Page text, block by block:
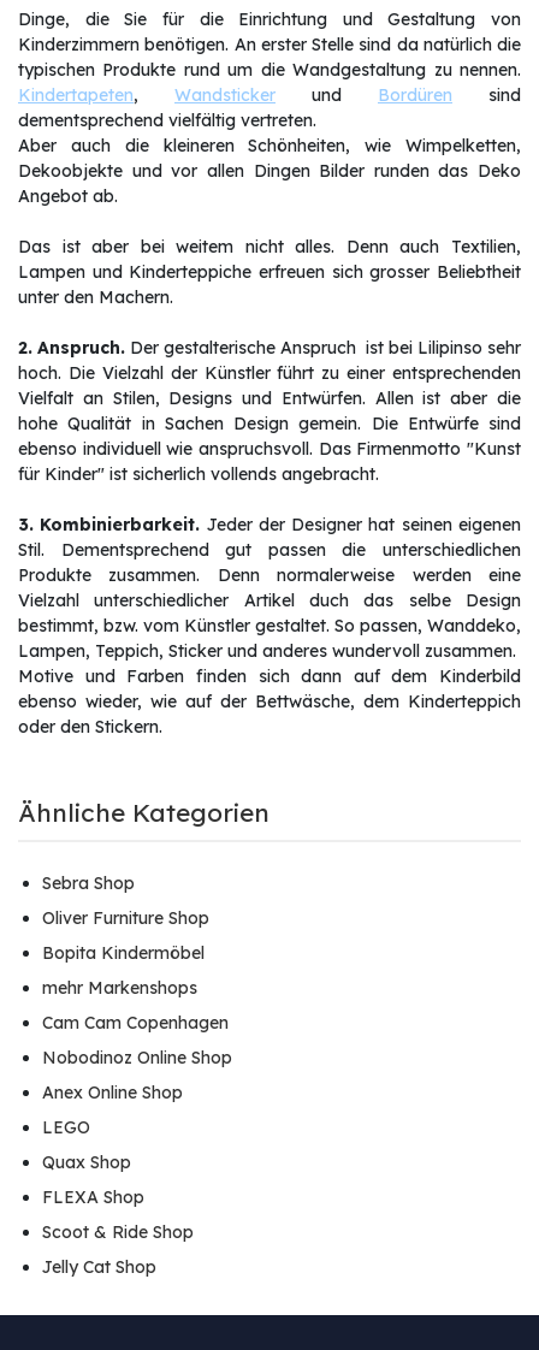
Dinge, die Sie für die Einrichtung und Gestaltung von
Kinderzimmern benötigen. An erster Stelle sind da natürlich die
typischen Produkte rund um die Wandgestaltung zu nennen.
Kindertapeten, Wandsticker und Bordüren sind
dementsprechend vielfältig vertreten.
Aber auch die kleineren Schönheiten, wie Wimpelketten,
Dekoobjekte und vor allen Dingen Bilder runden das Deko
Angebot ab.
Das ist aber bei weitem nicht alles. Denn auch Textilien,
Lampen und Kinderteppiche erfreuen sich grosser Beliebtheit
unter den Machern.
2. Anspruch. Der gestalterische Anspruch ist bei Lilipinso sehr
hoch. Die Vielzahl der Künstler führt zu einer entsprechenden
Vielfalt an Stilen, Designs und Entwürfen. Allen ist aber die
hohe Qualität in Sachen Design gemein. Die Entwürfe sind
ebenso individuell wie anspruchsvoll. Das Firmenmotto "Kunst
für Kinder" ist sicherlich vollends angebracht.
3. Kombinierbarkeit. Jeder der Designer hat seinen eigenen
Stil. Dementsprechend gut passen die unterschiedlichen
Produkte zusammen. Denn normalerweise werden eine
Vielzahl unterschiedlicher Artikel duch das selbe Design
bestimmt, bzw. vom Künstler gestaltet. So passen, Wanddeko,
Lampen, Teppich, Sticker und anderes wundervoll zusammen.
Motive und Farben finden sich dann auf dem Kinderbild
ebenso wieder, wie auf der Bettwäsche, dem Kinderteppich
oder den Stickern.
Ähnliche Kategorien
Sebra Shop
Oliver Furniture Shop
Bopita Kindermöbel
mehr Markenshops
Cam Cam Copenhagen
Nobodinoz Online Shop
Anex Online Shop
LEGO
Quax Shop
FLEXA Shop
Scoot & Ride Shop
Jelly Cat Shop